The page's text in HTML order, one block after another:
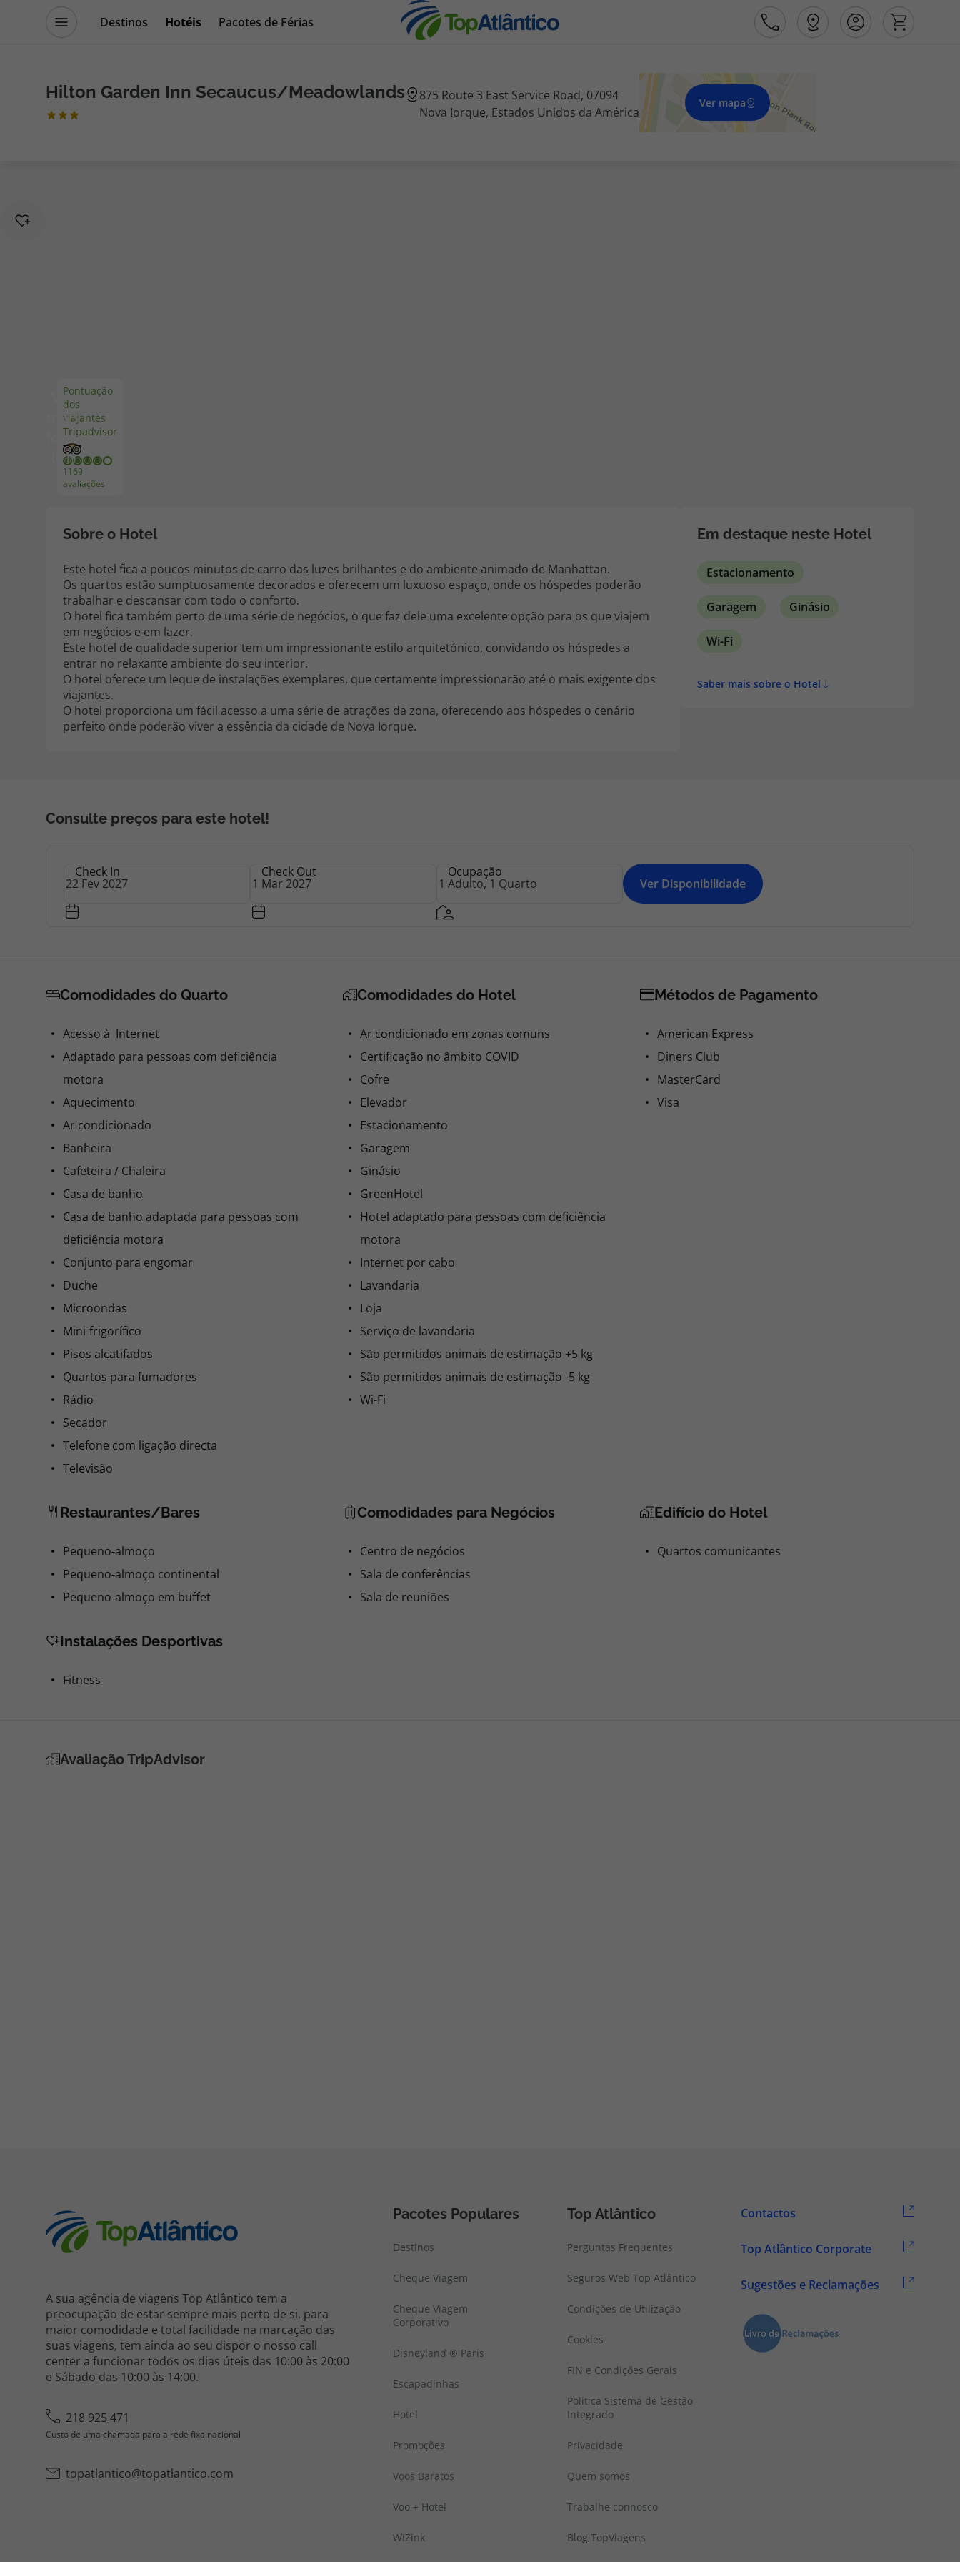
Destinos Hotéis
Pacotes de Férias
Disneyland ® Paris
Área de Cliente
Hilton Garden Inn Secaucus/Meadowlands
875 Route 3 East Service Road, 07094
Nova Iorque, Estados Unidos da América
Ver mapa
Pontuação
dos
viajantes
Tripadvisor
1169
avaliações
Ver
mais
fotos
(61)
Sobre o Hotel
Este hotel fica a poucos minutos de carro das luzes brilhantes e do ambiente animado de Manhattan.
Os quartos estão sumptuosamente decorados e oferecem um luxuoso espaço, onde os hóspedes poderão
trabalhar e descansar com todo o conforto.
O hotel fica também perto de uma série de negócios, o que faz dele uma excelente opção para os que viajem
em negócios e em lazer.
Este hotel de qualidade superior tem um impressionante estilo arquitetónico, convidando os hóspedes a
entrar no relaxante ambiente do seu interior.
O hotel oferece um leque de instalações exemplares, que certamente impressionarão até o mais exigente dos
viajantes.
O hotel proporciona um fácil acesso a uma série de atrações da zona, oferecendo aos hóspedes o cenário
perfeito onde poderão viver a essência da cidade de Nova Iorque.
Em destaque neste Hotel
Estacionamento
Garagem Ginásio
Wi-Fi
Saber mais sobre o Hotel
Consulte preços para este hotel!
Check In Check Out Ocupação
Ver Disponibilidade
Comodidades do Quarto
Acesso à Internet
Adaptado para pessoas com deficiência
motora
Aquecimento
Ar condicionado
Banheira
Cafeteira / Chaleira
Casa de banho
Casa de banho adaptada para pessoas com
deficiência motora
Conjunto para engomar
Duche
Microondas
Mini-frigorífico
Pisos alcatifados
Quartos para fumadores
Rádio
Secador
Telefone com ligação directa
Televisão
Comodidades do Hotel
Ar condicionado em zonas comuns
Certificação no âmbito COVID
Cofre
Elevador
Estacionamento
Garagem
Ginásio
GreenHotel
Hotel adaptado para pessoas com deficiência
motora
Internet por cabo
Lavandaria
Loja
Serviço de lavandaria
São permitidos animais de estimação +5 kg
São permitidos animais de estimação -5 kg
Wi-Fi
Métodos de Pagamento
American Express
Diners Club
MasterCard
Visa
Restaurantes/Bares
Pequeno-almoço
Pequeno-almoço continental
Pequeno-almoço em buffet
Comodidades para Negócios
Centro de negócios
Sala de conferências
Sala de reuniões
Edifício do Hotel
Quartos comunicantes
Instalações Desportivas
Fitness
Avaliação TripAdvisor
A sua agência de viagens Top Atlântico tem a
preocupação de estar sempre mais perto de si, para
maior comodidade e total facilidade na marcação das
suas viagens, tem ainda ao seu dispor o nosso call
center a funcionar todos os dias úteis das 10:00 às 20:00
e Sábado das 10:00 às 14:00.
218 925 471
Custo de uma chamada para a rede fixa nacional
topatlantico@topatlantico.com
Pacotes Populares
Destinos
Cheque Viagem
Cheque Viagem
Corporativo
Disneyland ® Paris
Escapadinhas
Hotel
Promoções
Voos Baratos
Voo + Hotel
WiZink
Top Atlântico
Perguntas Frequentes
Seguros Web Top Atlântico
Condições de Utilização
Cookies
FIN e Condições Gerais
Politica Sistema de Gestão
Integrado
Privacidade
Quem somos
Trabalhe connosco
Blog TopViagens
Contactos
Top Atlântico Corporate
Sugestões e Reclamações